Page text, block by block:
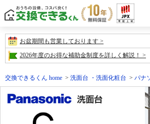
お盆期間も営業しております
2026年度のお得な補助金制度を詳しく解説！
交換できるくん home 洗面台 ・洗面化粧台 パナ